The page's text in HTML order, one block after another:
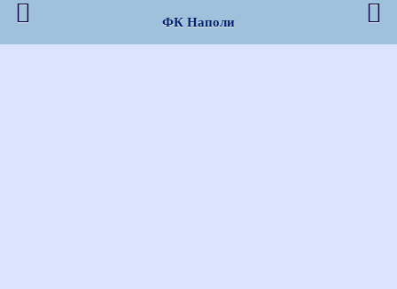
ФК Наполи